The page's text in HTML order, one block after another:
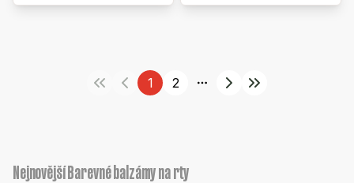
1 2
More pages
Nejnovější Barevné balzámy na rty